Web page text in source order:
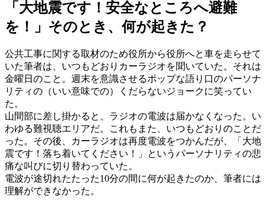
「大地震です！安全なところへ避難
を！」そのとき、何が起きた？
公共工事に関する取材のため役所から役所へと車を走らせて
いた筆者は、いつもどおりカーラジオを聞いていた。それは
金曜日のこと。週末を意識させるポップな語り口のパーソナ
リティの（いい意味での）くだらないジョークに笑ってい
た。
山間部に差し掛かると、ラジオの電波は届かなくなった。い
わゆる難視聴エリアだ。これもまた、いつもどおりのことだ
った。その後、カーラジオは再度電波をつかんだが、「大地
震です！落ち着いてください！」というパーソナリティの悲
痛な叫びに切り替わっていた。
電波が途切れたたった10分の間に何が起きたのか、筆者には
理解ができなかった。